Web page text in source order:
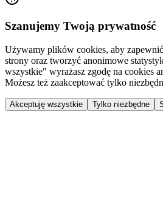
Szanujemy Twoją prywatność
Używamy plików cookies, aby zapewnić
strony oraz tworzyć anonimowe
wszystkie" wyrażasz zgodę na cookies
Możesz też zaakceptować tylko
Akceptuję wszystkie Tylko niezbędne